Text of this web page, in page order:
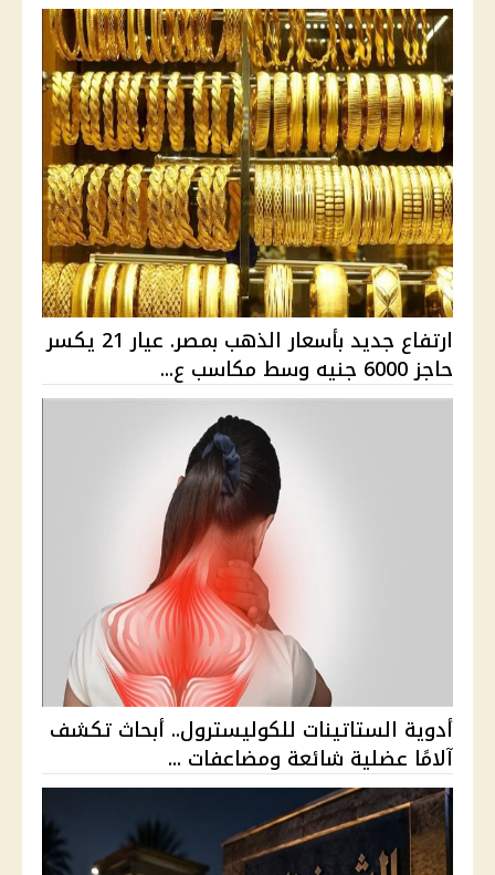
ارتفاع جديد بأسعار الذهب بمصر. عيار 21 يكسر
حاجز 6000 جنيه وسط مكاسب ع...
أدوية الستاتينات للكوليسترول.. أبحاث تكشف
آلامًا عضلية شائعة ومضاعفات ...